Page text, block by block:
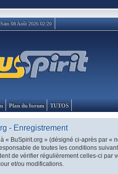
08 Août 2026 02:20
Plan du forum TUTOS
- Enregistrement
« BuSpirit.org » (désigné ci-après par «
de toutes les conditions
de vérifier régulièrement celles-ci par
et/ou modifications.